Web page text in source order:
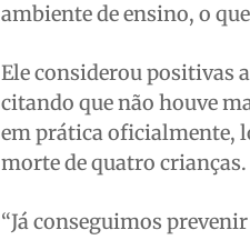
ambiente de ensino, o
Ele considerou positivas
citando que não houve
em prática oficialmente,
morte de quatro crianças.
“Já conseguimos